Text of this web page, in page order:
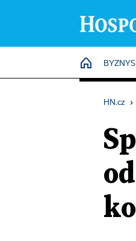
HOME
BYZNYS
HN.cz ›